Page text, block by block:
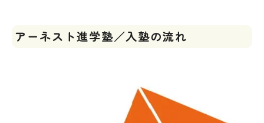
アーネスト進学塾／入塾の流れ